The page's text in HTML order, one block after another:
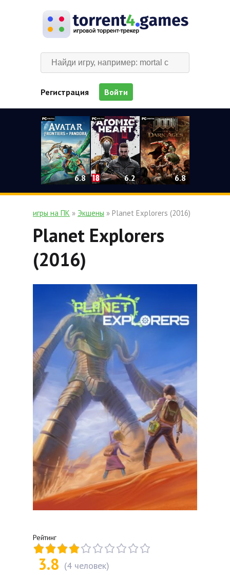
Регистрация Войти
6.8 6.2 6.8
игры на ПК » Экшены » Planet Explorers (2016)
Planet Explorers
(2016)
Рейтинг
3.8 (4 человек)